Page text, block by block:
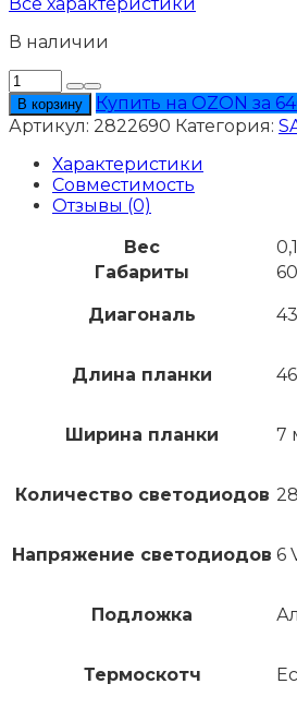
В наличии
Количество
товара
Подсветка
SAMSUNG
UE43NU7450U
В корзину
Купить на OZON за
Артикул: 2822690 Категория:
Характеристики
Совместимость
Отзывы (0)
Вес
Габариты
Диагональ 43
Длина планки
Ширина планки 7
Количество светодиодов
Напряжение светодиодов 6
Подложка
Термоскотч